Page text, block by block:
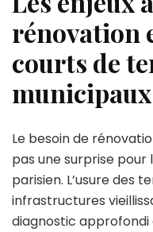
rénovation
courts de
Le besoin de
pas une surprise
parisien. L’usure des
infrastructures
diagnostic